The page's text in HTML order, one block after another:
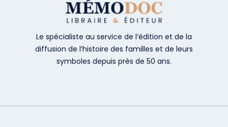
Le spécialiste au service de l’édition et de la
diffusion de l’histoire des familles et de leurs
symboles depuis près de 50 ans.